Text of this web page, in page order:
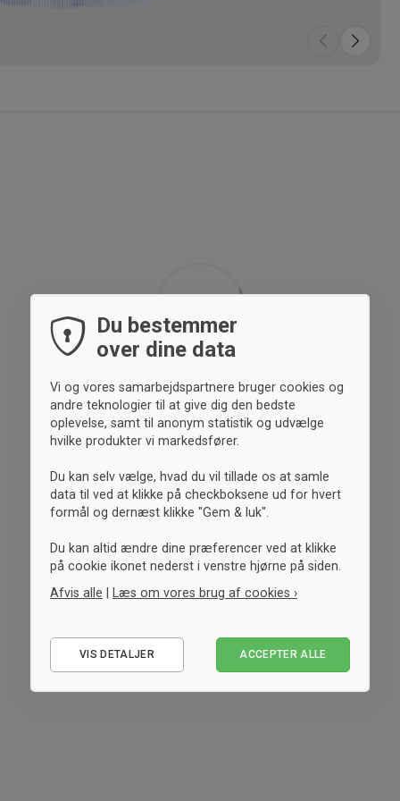
Du bestemmer
over dine data
Vi og vores samarbejdspartnere bruger cookies og
andre teknologier til at give dig den bedste
oplevelse, samt til anonym statistik og udvælge
hvilke produkter vi markedsfører.
Du kan selv vælge, hvad du vil tillade os at samle
data til ved at klikke på checkboksene ud for hvert
formål og dernæst klikke "Gem & luk".
Du kan altid ændre dine præferencer ved at klikke
på cookie ikonet nederst i venstre hjørne på siden.
Afvis alle
Læs om vores brug af cookies ›
Statistiske
VIS DETALJER ACCEPTER ALLE